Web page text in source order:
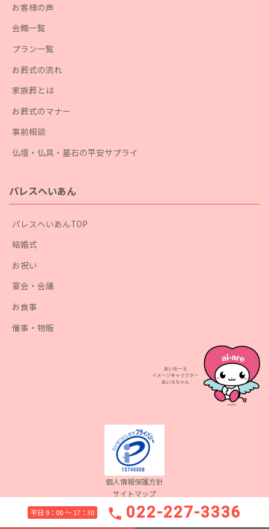
お客様の声
会館一覧
プラン一覧
お葬式の流れ
家族葬とは
お葬式のマナー
事前相談
仏壇・仏具・墓石の平安サプライ
パレスへいあん
パレスへいあんTOP
結婚式
お祝い
宴会・会議
お食事
催事・物販
個人情報保護方針
サイトマップ
Copyright(c) 2022 Aiare Inc. All Rights Reserved.
平日 9：00 〜 17：30 phone 022-227-3336